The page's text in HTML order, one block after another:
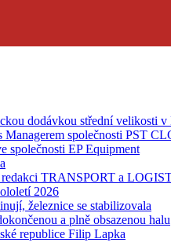
dodávkou střední velikosti v
společnosti PST
společnosti EP Equipment
TRANSPORT a
2026
železnice se stabilizovala
a plně obsazenou halu
republice Filip Lapka